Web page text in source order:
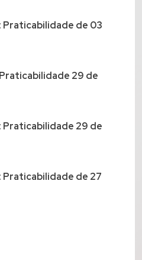
Praticabilidade de 03
29 de
Praticabilidade 29 de
Praticabilidade de 27